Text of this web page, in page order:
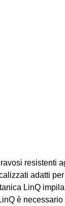
resistenti
adatti
LinQ
è